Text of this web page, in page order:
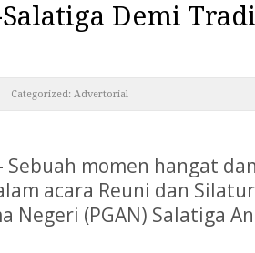
Demi
Categorized: Advertorial
Sebuah momen hangat
acara Reuni dan
Negeri (PGAN) Salatiga